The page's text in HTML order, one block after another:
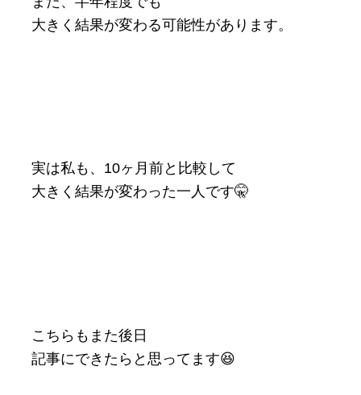
大きく結果が変わる可能性があります。
実は私も、10ヶ月前と比較して
大きく結果が変わった一人です🤫
こちらもまた後日
記事にできたらと思ってます😆